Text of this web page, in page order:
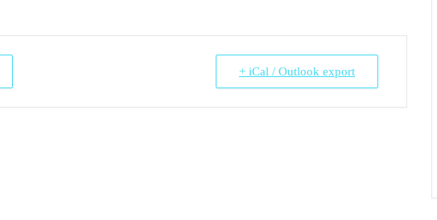
+ iCal / Outlook export